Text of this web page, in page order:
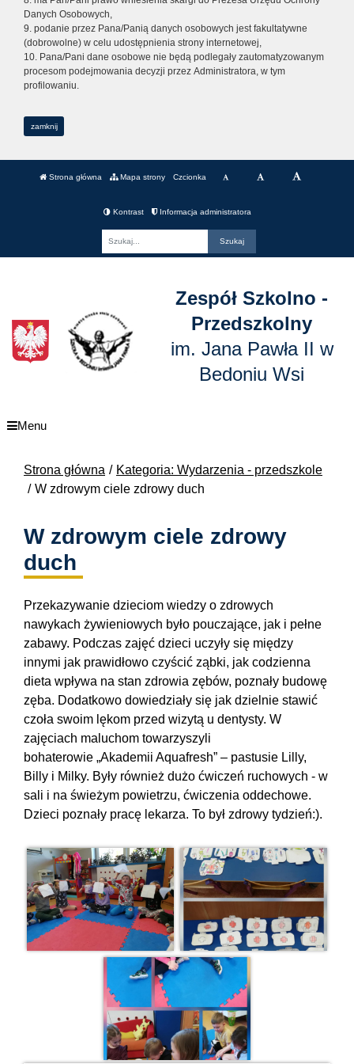
Danych Osobowych,
9. podanie przez Pana/Panią danych osobowych jest fakultatywne
(dobrowolne) w celu udostępnienia strony internetowej,
10. Pana/Pani dane osobowe nie będą podlegały zautomatyzowanym
procesom podejmowania decyzji przez Administratora, w tym
profilowaniu.
zamknij
Strona główna Mapa strony Czcionka
Kontrast Informacja administratora
Zespół Szkolno -
Przedszkolny
im. Jana Pawła II w
Bedoniu Wsi
Menu
Strona główna
Kategoria: Wydarzenia - przedszkole
W zdrowym ciele zdrowy duch
W zdrowym ciele zdrowy
duch
Przekazywanie dzieciom wiedzy o zdrowych
nawykach żywieniowych było pouczające, jak i pełne
zabawy. Podczas zajęć dzieci uczyły się między
innymi jak prawidłowo czyścić ząbki, jak codzienna
dieta wpływa na stan zdrowia zębów, poznały budowę
zęba. Dodatkowo dowiedziały się jak dzielnie stawić
czoła swoim lękom przed wizytą u dentysty. W
zajęciach maluchom towarzyszyli
bohaterowie „Akademii Aquafresh” – pastusie Lilly,
Billy i Milky. Były również dużo ćwiczeń ruchowych - w
sali i na świeżym powietrzu, ćwiczenia oddechowe.
Dzieci poznały pracę lekarza. To był zdrowy tydzień:).